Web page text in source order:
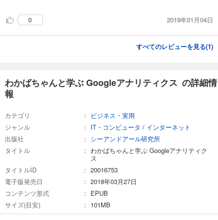
0 2019年01月04日
すべてのレビューを見る(1)
わかばちゃんと学ぶ Googleアナリティクス の詳細情
報
カテゴリ
ビジネス・実用
ジャンル
IT・コンピュータ / インターネット
出版社
シーアンドアール研究所
タイトル
わかばちゃんと学ぶ Googleアナリティク
ス
タイトルID
20016753
電子版発売日
2018年03月27日
コンテンツ形式
EPUB
サイズ(目安)
101MB